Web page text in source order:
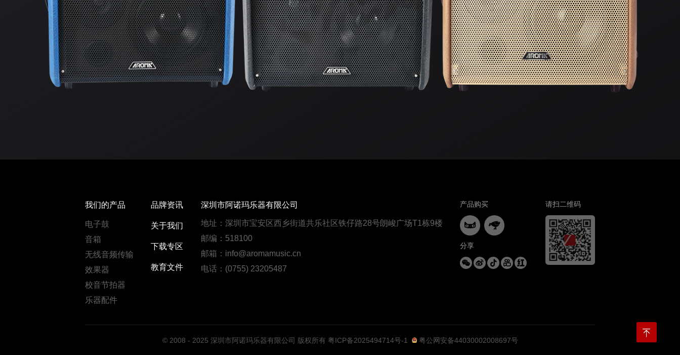
我们的产品
电子鼓
音箱
无线音频传输
效果器
校音节拍器
乐器配件
品牌资讯
关于我们
下载专区
教育文件
深圳市阿诺玛乐器有限公司
地址：深圳市宝安区西乡街道共乐社区铁仔路28号朗峻广场T1栋9楼
邮编：518100
邮箱：info@aromamusic.cn
电话：(0755) 23205487
产品购买
 
分享
    
请扫二维码
© 2008 - 2025 深圳市阿诺玛乐器有限公司 版权所有 粤ICP备2025494714号-1 粤公网安备44030002008697号